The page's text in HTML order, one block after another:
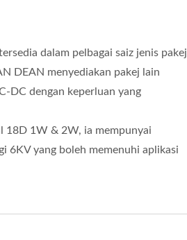
dalam pelbagai saiz jenis pakej
DEAN menyediakan pakej lain
DC dengan keperluan yang
18D 1W & 2W, ia mempunyai
6KV yang boleh memenuhi aplikasi